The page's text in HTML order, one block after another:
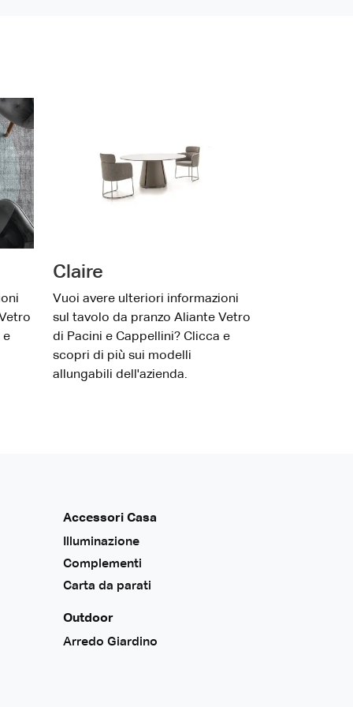
e
Claire
Vuoi avere ulteriori informazioni
sul tavolo da pranzo Aliante Vetro
di Pacini e Cappellini? Clicca e
scopri di più sui modelli
allungabili dell'azienda.
Accessori Casa
Illuminazione
Complementi
Carta da parati
Outdoor
Arredo Giardino